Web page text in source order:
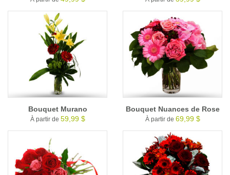
Bouquet Murano
À partir de 59,99 $
Bouquet Nuances de Rose
À partir de 69,99 $